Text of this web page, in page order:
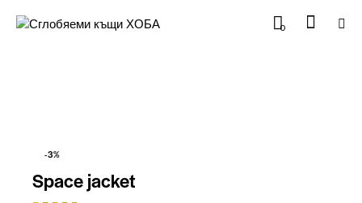
0
-3%
Space jacket